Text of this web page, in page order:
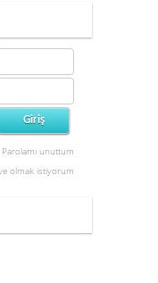
Parolamı unuttum
olmak istiyorum